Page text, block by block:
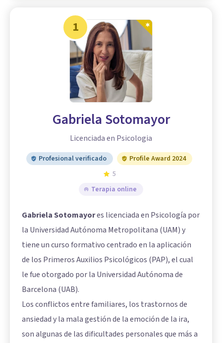
1
Gabriela Sotomayor
Licenciada en Psicologia
Profesional verificado
Profile Award 2024
5
Terapia online
Gabriela Sotomayores licenciada en Psicología por
la Universidad Autónoma Metropolitana (UAM) y
tiene un curso formativo centrado en la aplicación
de los Primeros Auxilios Psicológicos (PAP), el cual
le fue otorgado por la Universidad Autónoma de
Barcelona (UAB).
Los conflictos entre familiares, los trastornos de
ansiedad y la mala gestión de la emoción de la ira,
son algunas de las dificultades personales que más a